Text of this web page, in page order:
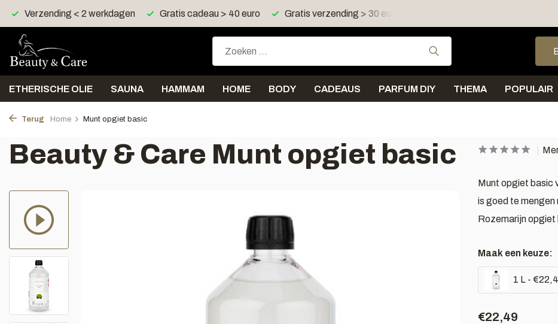
Gratis cadeau > 40 euro Gratis verzending > 30 euro in NL en BE Verzending < 2 werkdagen
Gebruik de pijltjes op
ETHERISCHE OLIE SAUNA HAMMAM HOME BODY CADEAUS PARFUM DIY THEMA POPULAIR
Terug Home Munt opgiet basic
Beauty & Care Munt opgiet basic
Munt opgiet basic
is goed te
Rozemarijn opgiet
Maak een keuze:
1 L -
€22,49